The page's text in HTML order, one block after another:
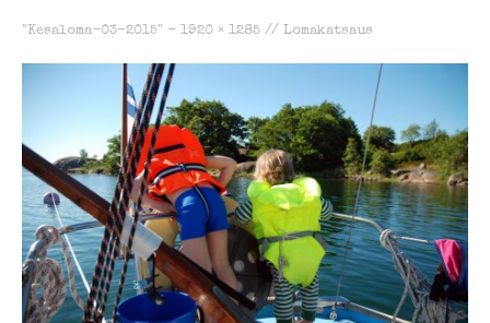
"Kesaloma-03-2015" - 1920 × 1285 // Lomakatsaus